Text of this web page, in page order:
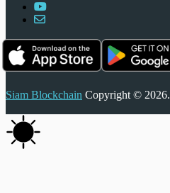
Siam Blockchain Copyright © 2026.